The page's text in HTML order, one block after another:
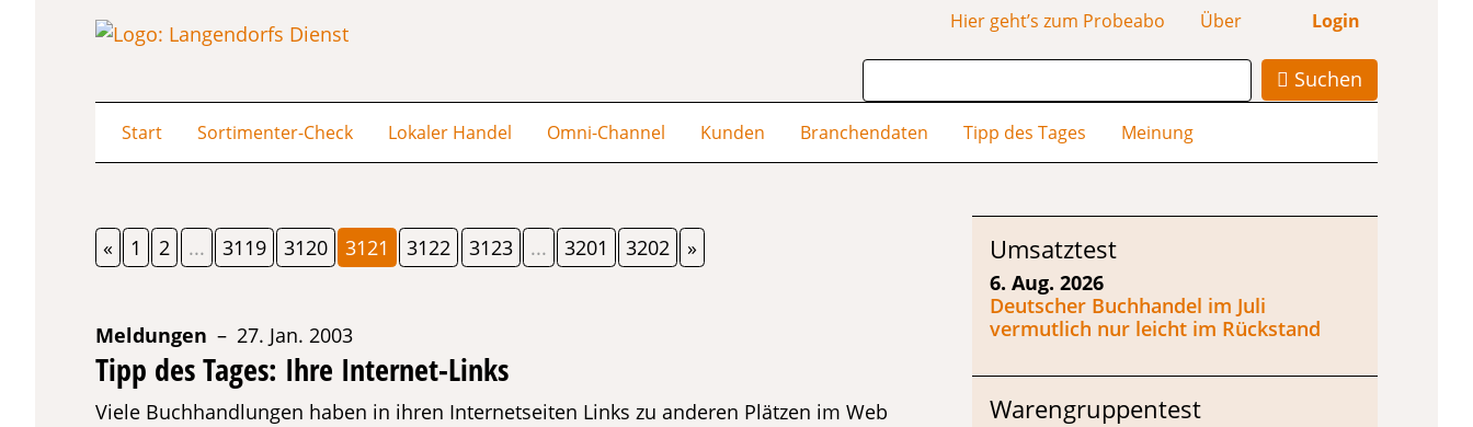
Hier geht’s zum Probeabo Über Login
Suchen
Start Sortimenter-Check Lokaler Handel Omni-Channel Kunden Branchendaten Tipp des Tages Meinung
« 1 2 ... 3119 3120 3121 3122 3123 ... 3201 3202 »
Meldungen – 27. Jan. 2003
Tipp des Tages: Ihre Internet-Links
Viele Buchhandlungen haben in ihren Internetseiten Links zu anderen Plätzen im Web
Umsatztest
6. Aug. 2026
Deutscher Buchhandel im Juli
vermutlich nur leicht im Rückstand
Warengruppentest